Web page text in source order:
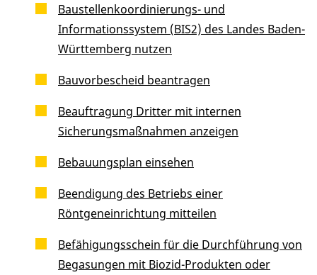
Baustellenkoordinierungs- und
Informationssystem (BIS2) des Landes Baden-
Württemberg nutzen
Bauvorbescheid beantragen
Beauftragung Dritter mit internen
Sicherungsmaßnahmen anzeigen
Bebauungsplan einsehen
Beendigung des Betriebs einer
Röntgeneinrichtung mitteilen
Befähigungsschein für die Durchführung von
Begasungen mit Biozid-Produkten oder